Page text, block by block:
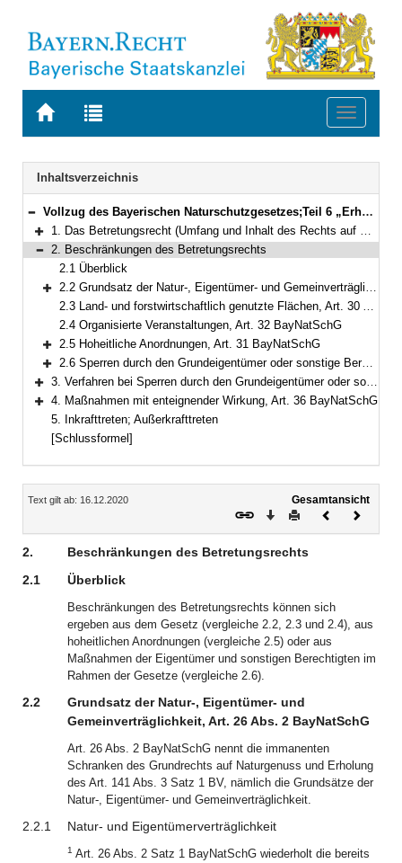
Zur
BAYERN.RECHT
Zur
letzten
Suche
Toggle
Navigation
Inhaltsverzeichnis
Bereich reduzieren
Vollzug des Bayerischen Naturschutzgesetzes;Teil 6 „Erholung in der freien Natur“
Bereich erweitern
1. Das Betretungsrecht (Umfang und Inhalt des Rechts auf Naturgenuss), Art. 26 ff. des Bayerischen Naturschutzgesetzes (BayNatSchG)
Bereich reduzieren
2. Beschränkungen des Betretungsrechts
2.1 Überblick
Bereich erweitern
2.2 Grundsatz der Natur-, Eigentümer- und Gemeinverträglichkeit, Art. 26 Abs. 2 BayNatSchG
2.3 Land- und forstwirtschaftlich genutzte Flächen, Art. 30 Abs. 1 BayNatSchG
2.4 Organisierte Veranstaltungen, Art. 32 BayNatSchG
Bereich erweitern
2.5 Hoheitliche Anordnungen, Art. 31 BayNatSchG
Bereich erweitern
2.6 Sperren durch den Grundeigentümer oder sonstige Berechtigte, Art. 27 Abs. 3, Art. 33 BayNatSchG
Bereich erweitern
3. Verfahren bei Sperren durch den Grundeigentümer oder sonstige Berechtigte und bei Beseitigungsanordnungen, Art. 34 BayNatSchG
Bereich erweitern
4. Maßnahmen mit enteignender Wirkung, Art. 36 BayNatSchG
5. Inkrafttreten; Außerkrafttreten
[Schlussformel]
Inhalt
Text gilt ab: 16.12.2020
Gesamtansicht
Download
DruckenVorheriges
2.
Beschränkungen des Betretungsrechts
2.1
Überblick
Beschränkungen des Betretungsrechts können sich
ergeben aus dem Gesetz (vergleiche 2.2, 2.3 und 2.4), aus
hoheitlichen Anordnungen (vergleiche 2.5) oder aus
Maßnahmen der Eigentümer und sonstigen Berechtigten im
Rahmen der Gesetze (vergleiche 2.6).
2.2
Grundsatz der Natur-, Eigentümer- und
Gemeinverträglichkeit, Art. 26 Abs. 2 BayNatSchG
Art. 26 Abs. 2 BayNatSchG nennt die immanenten
Schranken des Grundrechts auf Naturgenuss und Erholung
des Art. 141 Abs. 3 Satz 1 BV, nämlich die Grundsätze der
Natur-, Eigentümer- und Gemeinverträglichkeit.
2.2.1 Natur- und Eigentümerverträglichkeit
1 Art. 26 Abs. 2 Satz 1 BayNatSchG wiederholt die bereits